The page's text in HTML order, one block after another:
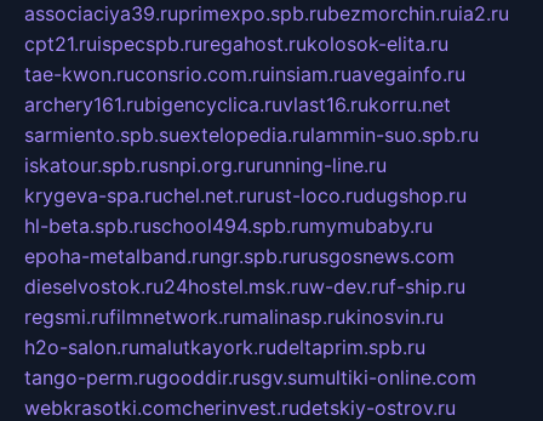
associaciya39.ruprimexpo.spb.rubezmorchin.ruia2.ru
cpt21.ruispecspb.ruregahost.rukolosok-elita.ru
tae-kwon.ruconsrio.com.ruinsiam.ruavegainfo.ru
archery161.rubigencyclica.ruvlast16.rukorru.net
sarmiento.spb.suextelopedia.rulammin-suo.spb.ru
iskatour.spb.rusnpi.org.rurunning-line.ru
krygeva-spa.ruchel.net.rurust-loco.rudugshop.ru
hl-beta.spb.ruschool494.spb.rumymubaby.ru
epoha-metalband.rungr.spb.rurusgosnews.com
dieselvostok.ru24hostel.msk.ruw-dev.ruf-ship.ru
regsmi.rufilmnetwork.rumalinasp.rukinosvin.ru
h2o-salon.rumalutkayork.rudeltaprim.spb.ru
tango-perm.rugooddir.rusgv.sumultiki-online.com
webkrasotki.comcherinvest.rudetskiy-ostrov.ru